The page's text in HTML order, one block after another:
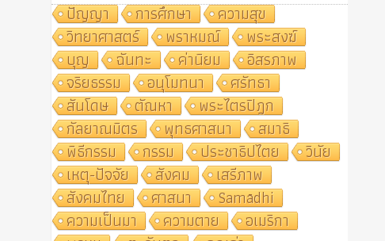
ปัญญา
การศึกษา
ความสุข
วิทยาศาสตร์
พราหมณ์
พระสงฆ์
บุญ
ฉันทะ ค่านิยม
อิสรภาพ
จริยธรรม
อนุโมทนา
ศรัทธา
สันโดษ
ตัณหา
พระไตรปิฎก
กัลยาณมิตร
พุทธศาสนา
สมาธิ
พิธีกรรม
กรรม ประชาธิปไตย
วินัย
เหตุ-ปัจจัย
สังคม
เสรีภาพ
สังคมไทย
ศาสนา
Samādhi
ความเป็นมา
ความตาย
อเมริกา